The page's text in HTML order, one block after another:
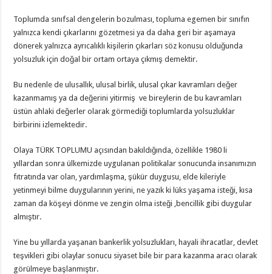
Toplumda sınıfsal dengelerin bozulması, topluma egemen bir sınıfın
yalnızca kendi çıkarlarını gözetmesi ya da daha geri bir aşamaya
dönerek yalnızca ayrıcalıklı kişilerin çıkarları söz konusu olduğunda
yolsuzluk için doğal bir ortam ortaya çıkmış demektir.
Bu nedenle de ulusallık, ulusal birlik, ulusal çıkar kavramları değer
kazanmamış ya da değerini yitirmiş ve bireylerin de bu kavramları
üstün ahlaki değerler olarak görmediği toplumlarda yolsuzluklar
birbirini izlemektedir.
Olaya TÜRK TOPLUMU açısından bakıldığında, özellikle 1980 li
yıllardan sonra ülkemizde uygulanan politikalar sonucunda insanımızın
fıtratında var olan, yardımlaşma, şükür duygusu, elde kileriyle
yetinmeyi bilme duygularının yerini, ne yazık ki lüks yaşama isteği, kısa
zaman da köşeyi dönme ve zengin olma isteği ,bencillik gibi duygular
almıştır.
Yine bu yıllarda yaşanan bankerlik yolsuzlukları, hayali ihracatlar, devlet
teşvikleri gibi olaylar sonucu siyaset bile bir para kazanma aracı olarak
görülmeye başlanmıştır.